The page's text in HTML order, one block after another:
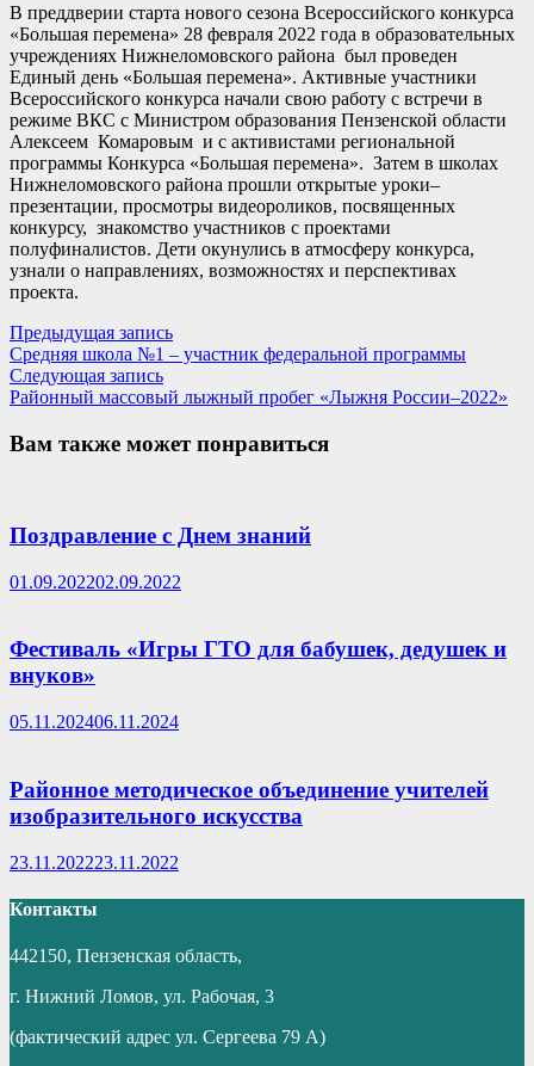
В преддверии старта нового сезона Всероссийского конкурса
«Большая перемена» 28 февраля 2022 года в образовательных
учреждениях Нижнеломовского района был проведен
Единый день «Большая перемена». Активные участники
Всероссийского конкурса начали свою работу с встречи в
режиме ВКС с Министром образования Пензенской области
Алексеем Комаровым и с активистами региональной
программы Конкурса «Большая перемена». Затем в школах
Нижнеломовского района прошли открытые уроки–
презентации, просмотры видеороликов, посвященных
конкурсу, знакомство участников с проектами
полуфиналистов. Дети окунулись в атмосферу конкурса,
узнали о направлениях, возможностях и перспективах
проекта.
Навигация
по
записям
Предыдущая записьПредыдущая
запись:
Средняя школа №1 – участник федеральной программы
Следующая записьСледующая
запись:
Районный массовый лыжный пробег «Лыжня России–2022»
Вам также может понравиться
Поздравление с Днем знаний
01.09.202202.09.2022
Фестиваль «Игры ГТО для бабушек, дедушек и
внуков»
05.11.202406.11.2024
Районное методическое объединение учителей
изобразительного искусства
23.11.202223.11.2022
Контакты
442150, Пензенская область,
г. Нижний Ломов, ул. Рабочая, 3
(фактический адрес ул. Сергеева 79 А)